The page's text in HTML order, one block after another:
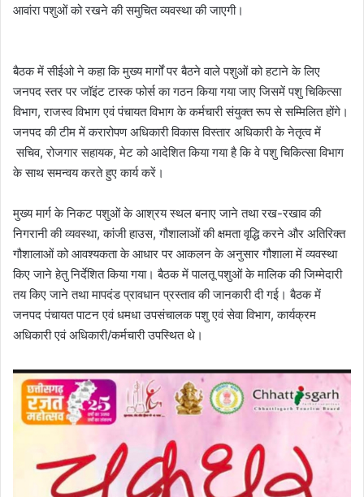
आवांरा पशुओं को रखने की समुचित व्यवस्था की जाएगी।
बैठक में सीईओ ने कहा कि मुख्य मार्गों पर बैठने वाले पशुओं को हटाने के लिए
जनपद स्तर पर जॉइंट टास्क फोर्स का गठन किया गया जाए जिसमें पशु चिकित्सा
विभाग, राजस्व विभाग एवं पंचायत विभाग के कर्मचारी संयुक्त रूप से सम्मिलित होंगे।
जनपद की टीम में करारोपण अधिकारी विकास विस्तार अधिकारी के नेतृत्व में
सचिव, रोजगार सहायक, मेट को आदेशित किया गया है कि वे पशु चिकित्सा विभाग
के साथ समन्वय करते हुए कार्य करें।
मुख्य मार्ग के निकट पशुओं के आश्रय स्थल बनाए जाने तथा रख-रखाव की
निगरानी की व्यवस्था, कांजी हाउस, गौशालाओं की क्षमता वृद्धि करने और अतिरिक्त
गौशालाओं को आवश्यकता के आधार पर आकलन के अनुसार गौशाला में व्यवस्था
किए जाने हेतु निर्देशित किया गया। बैठक में पालतू पशुओं के मालिक की जिम्मेदारी
तय किए जाने तथा मापदंड प्रावधान प्रस्ताव की जानकारी दी गई। बैठक में
जनपद पंचायत पाटन एवं धमधा उपसंचालक पशु एवं सेवा विभाग, कार्यक्रम
अधिकारी एवं अधिकारी/कर्मचारी उपस्थित थे।